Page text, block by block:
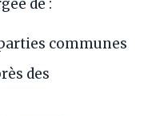
de :
communes
des